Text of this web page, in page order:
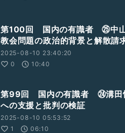
第100回 国内の有識者 ㉕中山
教会問題の政治的背景と解散請
2025-08-10 23:40:20
0
10:40
第99回 国内の有識者 ㉔溝田
への支援と批判の検証
2025-08-10 05:53:52
1
06:10